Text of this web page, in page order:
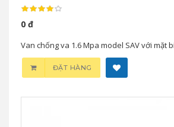
0 đ
Van chống va 1.6 Mpa model SAV với mặt
ĐẶT HÀNG